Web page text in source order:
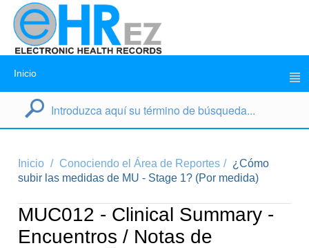
Inicio
Inicio Conociendo el Área de Reportes
¿Cómo
subir las medidas de MU - Stage 1? (Por medida)
MUC012 - Clinical Summary -
Encuentros / Notas de